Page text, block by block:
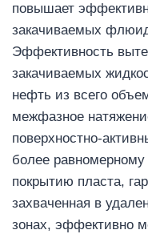
повышает
закачиваемых
Эффективность
закачиваемых
нефть из всего
межфазное
поверхностно-
более
покрытию пласта,
захваченная в
зонах, эффективно